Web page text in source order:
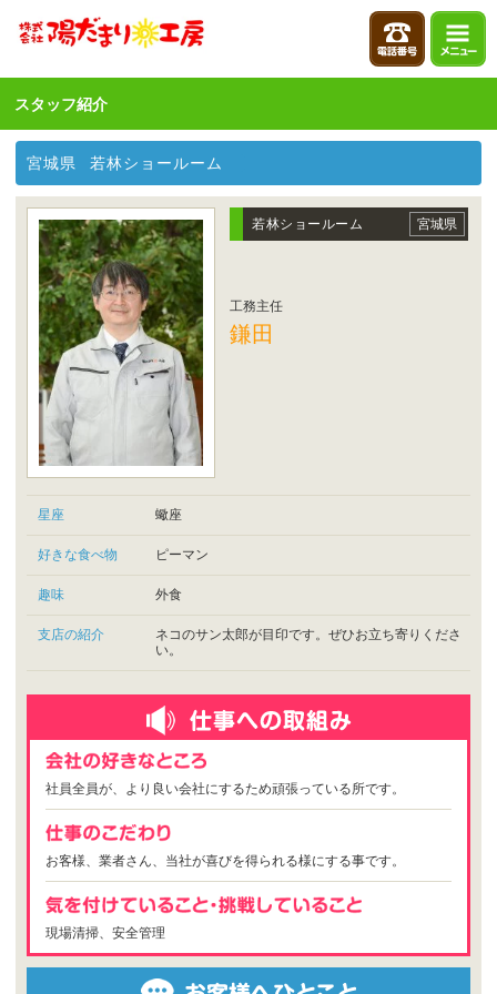
スタッフ紹介
宮城県 若林ショールーム
若林ショールーム 宮城県
工務主任
鎌田
星座 蠍座
好きな食べ物 ピーマン
趣味 外食
支店の紹介
ネコのサン太郎が目印です。ぜひお立ち寄りくださ
い。
社員全員が、より良い会社にするため頑張っている所です。
お客様、業者さん、当社が喜びを得られる様にする事です。
現場清掃、安全管理